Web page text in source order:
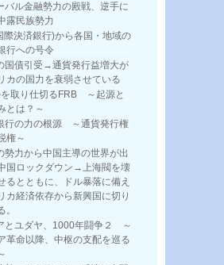
バル金融勢力の殿戦、逆手に
露民族勢力
際決済銀行)から各国・地域の
行への号令
国債引受→通貨発行益増大が
カの国力を衰弱させている
取り仕切るFRB ～起源と
とは？～
行の力の根源 ～通貨発行権
権～
勢力から中国主導の世界が出
国ロックダウン→上海閥を壊
るとともに、ドル暴落に備え
カ経済依存から新興国に切り
。
とユダヤ、1000年闘争２ ～
革命以降、中枢の支配を巡る